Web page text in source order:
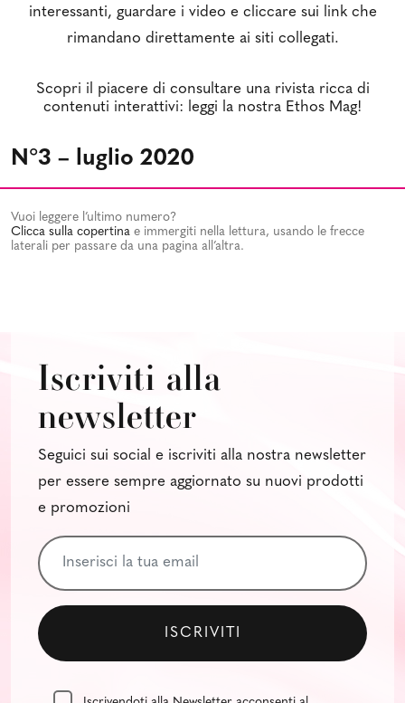
interessanti, guardare i video e cliccare sui link che
rimandano direttamente ai siti collegati.
Scopri il piacere di consultare una rivista ricca di
contenuti interattivi: leggi la nostra Ethos Mag!
N°3 – luglio 2020
Vuoi leggere l’ultimo numero?
Clicca sulla copertina e immergiti nella lettura, usando le frecce
laterali per passare da una pagina all’altra.
Iscriviti alla
newsletter
Seguici sui social e iscriviti alla nostra newsletter
per essere sempre aggiornato su nuovi prodotti
e promozioni